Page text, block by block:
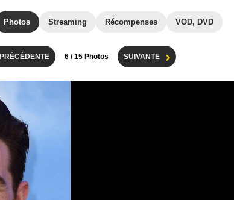
Photos Streaming Récompenses VOD, DVD
PRÉCÉDENTE 6 / 15 Photos SUIVANTE